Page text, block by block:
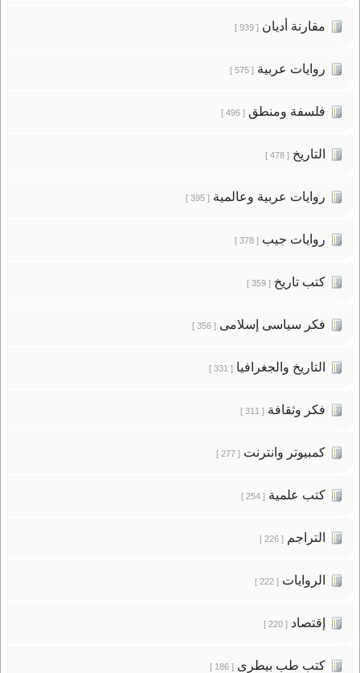
مقارنة أديان[ 939 ]
روايات عربية[ 575 ]
فلسفة ومنطق[ 496 ]
التاريخ[ 478 ]
روايات عربية وعالمية[ 395 ]
روايات جيب[ 378 ]
كتب تاريخ[ 359 ]
فكر سياسى إسلامى[ 356 ]
التاريخ والجغرافيا[ 331 ]
فكر وثقافة[ 311 ]
كمبيوتر وانترنت[ 277 ]
كتب علمية[ 254 ]
التراجم[ 226 ]
الروايات[ 222 ]
إقتصاد[ 220 ]
كتب طب بيطرى[ 186 ]